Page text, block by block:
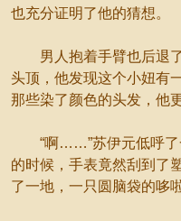
也充分证明了他的猜想。
男人抱着手臂也后退了
头顶，他发现这个小妞有
那些染了颜色的头发，他
“啊……”苏伊元低呼了
的时候，手表竟然刮到了
了一地，一只圆脑袋的哆